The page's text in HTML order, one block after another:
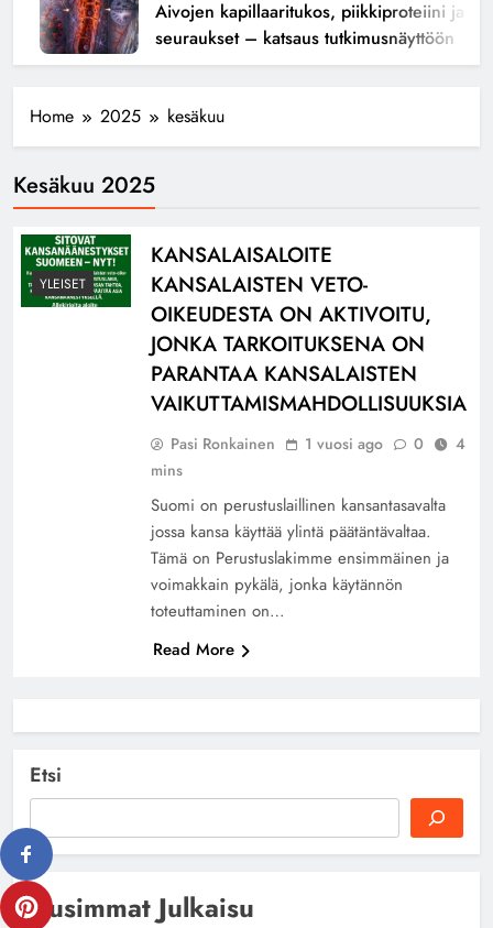
Aivojen kapillaaritukos, piikkiproteiini ja
seuraukset – katsaus tutkimusnäyttöön
Home 2025 kesäkuu
Kesäkuu 2025
YLEISET
KANSALAISALOITE
KANSALAISTEN VETO-
OIKEUDESTA ON AKTIVOITU,
JONKA TARKOITUKSENA ON
PARANTAA KANSALAISTEN
VAIKUTTAMISMAHDOLLISUUKSIA
Pasi Ronkainen 1 vuosi ago 0
4
mins
Suomi on perustuslaillinen kansantasavalta
jossa kansa käyttää ylintä päätäntävaltaa.
Tämä on Perustuslakimme ensimmäinen ja
voimakkain pykälä, jonka käytännön
toteuttaminen on…
Read More
Etsi
Uusimmat Julkaisu